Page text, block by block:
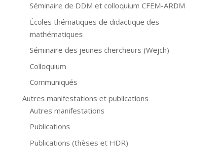
Séminaire de DDM et colloquium CFEM-ARDM
Écoles thématiques de didactique des
mathématiques
Séminaire des jeunes chercheurs (Wejch)
Colloquium
Communiqués
Autres manifestations et publications
Autres manifestations
Publications
Publications (thèses et HDR)